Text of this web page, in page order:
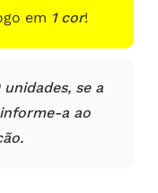
em 1 cor!
se a
a ao